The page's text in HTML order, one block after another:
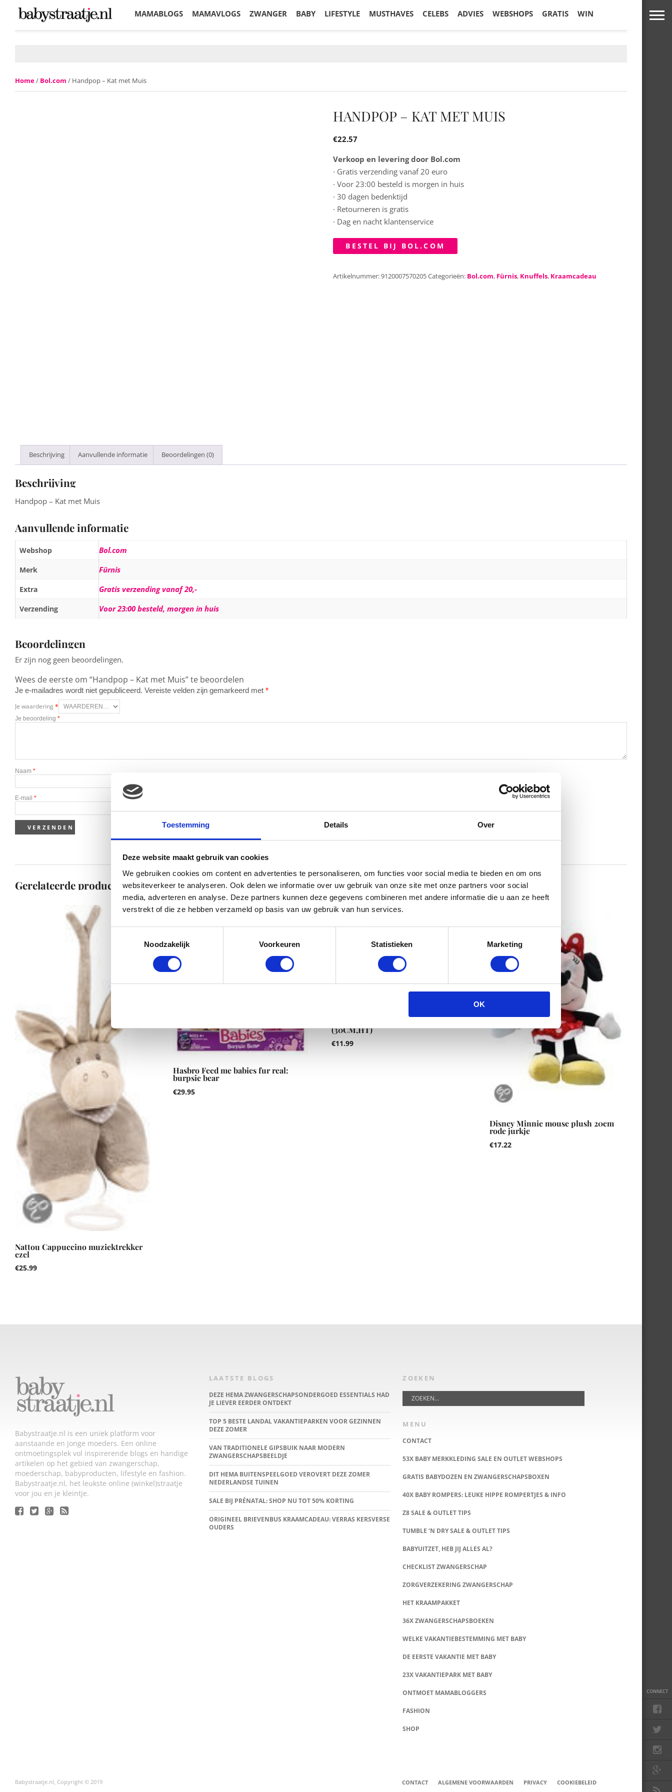
Toestemming Details Over
Deze website maakt gebruik van cookies
We gebruiken cookies om content en advertenties te personaliseren, om functies voor social media te bieden en om ons
websiteverkeer te analyseren. Ook delen we informatie over uw gebruik van onze site met onze partners voor social
media, adverteren en analyse. Deze partners kunnen deze gegevens combineren met andere informatie die u aan ze heeft
verstrekt of die ze hebben verzameld op basis van uw gebruik van hun services.
Noodzakelijk
Voorkeuren Statistieken Marketing
OK
CONNECT
MAMABLOGS MAMAVLOGS ZWANGER BABY LIFESTYLE MUSTHAVES CELEBS ADVIES WEBSHOPS GRATIS WIN
Home/ Bol.com / Handpop – Kat met Muis
HANDPOP – KAT MET MUIS
€22.57
Verkoop en levering door Bol.com
· Gratis verzending vanaf 20 euro
· Voor 23:00 besteld is morgen in huis
· 30 dagen bedenktijd
· Retourneren is gratis
· Dag en nacht klantenservice
BESTEL BIJ BOL.COM
Artikelnummer:9120007570205Categorieën: Bol.com, Fürnis, Knuffels, Kraamcadeau
Beschrijving Aanvullende informatie Beoordelingen (0)
Beschrijving
Handpop – Kat met Muis
Aanvullende informatie
Webshop Bol.com
Merk Fürnis
Extra Gratis verzending vanaf 20,-
Verzending Voor 23:00 besteld, morgen in huis
Beoordelingen
Er zijn nog geen beoordelingen.
Wees de eerste om “Handpop – Kat met Muis” te beoordelen
Je e-mailadres wordt niet gepubliceerd. Vereiste velden zijn gemarkeerd met *
Je waardering *
Je beoordeling *
Naam *
E-mail *
Gerelateerde producten
Nattou Cappuccino muziektrekker
ezel
€25.99
Hasbro Feed me babies fur real:
burpsie bear
€29.95
(30CM,HT)
€11.99
Disney Minnie mouse plush 20cm
rode jurkje
€17.22
Babystraatje.nl is een uniek platform voor
aanstaande en jonge moeders. Een online
ontmoetingsplek vol inspirerende blogs en handige
artikelen op het gebied van zwangerschap,
moederschap, babyproducten, lifestyle en fashion.
Babystraatje.nl, het leukste online (winkel)straatje
voor jou en je kleintje.
LAATSTE BLOGS
DEZE HEMA ZWANGERSCHAPSONDERGOED ESSENTIALS HAD
JE LIEVER EERDER ONTDEKT
TOP 5 BESTE LANDAL VAKANTIEPARKEN VOOR GEZINNEN
DEZE ZOMER
VAN TRADITIONELE GIPSBUIK NAAR MODERN
ZWANGERSCHAPSBEELDJE
DIT HEMA BUITENSPEELGOED VEROVERT DEZE ZOMER
NEDERLANDSE TUINEN
SALE BIJ PRÉNATAL: SHOP NU TOT 50% KORTING
ORIGINEEL BRIEVENBUS KRAAMCADEAU: VERRAS KERSVERSE
OUDERS
ZOEKEN
MENU
CONTACT
53X BABY MERKKLEDING SALE EN OUTLET WEBSHOPS
GRATIS BABYDOZEN EN ZWANGERSCHAPSBOXEN
40X BABY ROMPERS: LEUKE HIPPE ROMPERTJES & INFO
Z8 SALE & OUTLET TIPS
TUMBLE ‘N DRY SALE & OUTLET TIPS
BABYUITZET, HEB JIJ ALLES AL?
CHECKLIST ZWANGERSCHAP
ZORGVERZEKERING ZWANGERSCHAP
HET KRAAMPAKKET
36X ZWANGERSCHAPSBOEKEN
WELKE VAKANTIEBESTEMMING MET BABY
DE EERSTE VAKANTIE MET BABY
23X VAKANTIEPARK MET BABY
ONTMOET MAMABLOGGERS
FASHION
SHOP
CONTACT ALGEMENE VOORWAARDEN PRIVACY COOKIEBELEID
Babystraatje.nl, Copyright © 2019